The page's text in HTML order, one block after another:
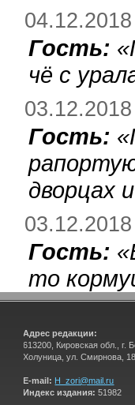
Гость: «
чё с
Гость: «
дворцах
Гость: «
то
Адрес редакции:
613200, Кировская обл., г.
Холуница, ул. Смирнова, 18
E-mail: H_zori@mail.ru
Индекс издания: 51982